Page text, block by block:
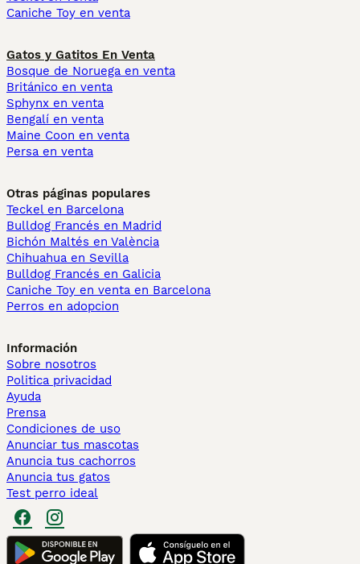
Caniche Toy en venta
Gatos y Gatitos En Venta
Bosque de Noruega en venta
Británico en venta
Sphynx en venta
Bengalí en venta
Maine Coon en venta
Persa en venta
Otras páginas populares
Teckel en Barcelona
Bulldog Francés en Madrid
Bichón Maltés en València
Chihuahua en Sevilla
Bulldog Francés en Galicia
Caniche Toy en venta en Barcelona
Perros en adopcion
Información
Sobre nosotros
Politica privacidad
Ayuda
Prensa
Condiciones de uso
Anunciar tus mascotas
Anuncia tus cachorros
Anuncia tus gatos
Test perro ideal